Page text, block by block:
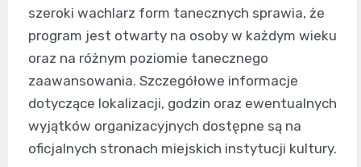
szeroki wachlarz form tanecznych sprawia, że
program jest otwarty na osoby w każdym wieku
oraz na różnym poziomie tanecznego
zaawansowania. Szczegółowe informacje
dotyczące lokalizacji, godzin oraz ewentualnych
wyjątków organizacyjnych dostępne są na
oficjalnych stronach miejskich instytucji kultury.